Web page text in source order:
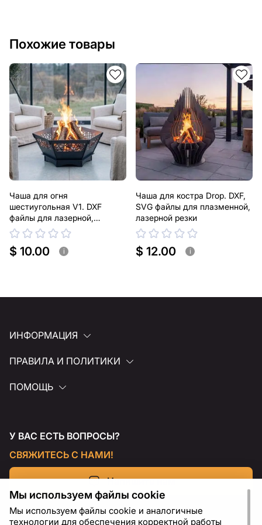
Похожие товары
Чаша для огня
шестиугольная V1. DXF
файлы для лазерной,
плазменной резки
$ 10.00 i
Чаша для костра Drop. DXF,
SVG файлы для плазменной,
лазерной резки
$ 12.00 i
ИНФОРМАЦИЯ
ПРАВИЛА И ПОЛИТИКИ
ПОМОЩЬ
У ВАС ЕСТЬ ВОПРОСЫ?
СВЯЖИТЕСЬ С НАМИ!
Напишите нам
Мы используем файлы cookie
Мы используем файлы cookie и аналогичные
технологии для обеспечения корректной работы